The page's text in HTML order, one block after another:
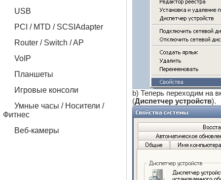
USB
PCI / MTD / SCSIAdapter
Router / Switch / AP
VoIP
Планшеты
Игровые консоли
Умные часы / Носители /
Фитнес
Веб-камеры
b) Теперь переходим на
(Диспетчер устройств).